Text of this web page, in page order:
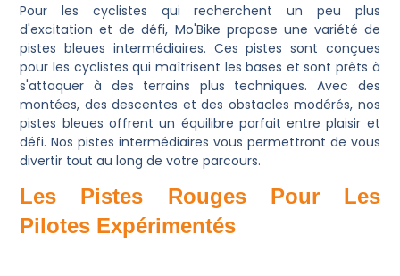
Pour les cyclistes qui recherchent un peu plus
d'excitation et de défi, Mo'Bike propose une variété de
pistes bleues intermédiaires. Ces pistes sont conçues
pour les cyclistes qui maîtrisent les bases et sont prêts à
s'attaquer à des terrains plus techniques. Avec des
montées, des descentes et des obstacles modérés, nos
pistes bleues offrent un équilibre parfait entre plaisir et
défi. Nos pistes intermédiaires vous permettront de vous
divertir tout au long de votre parcours.
Les Pistes Rouges Pour Les
Pilotes Expérimentés